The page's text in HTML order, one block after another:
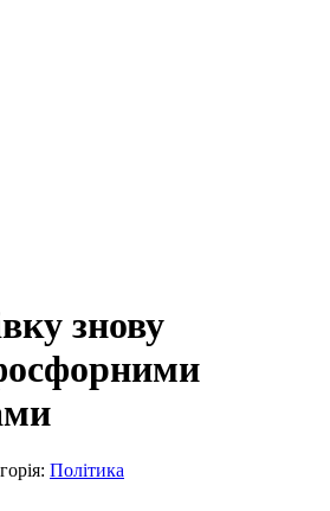
знову
Політика